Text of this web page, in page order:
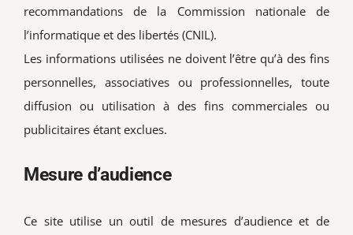
recommandations de la Commission nationale de
l’informatique et des libertés (CNIL).
Les informations utilisées ne doivent l’être qu’à des fins
personnelles, associatives ou professionnelles, toute
diffusion ou utilisation à des fins commerciales ou
publicitaires étant exclues.
Mesure d’audience
Ce site utilise un outil de mesures d’audience et de